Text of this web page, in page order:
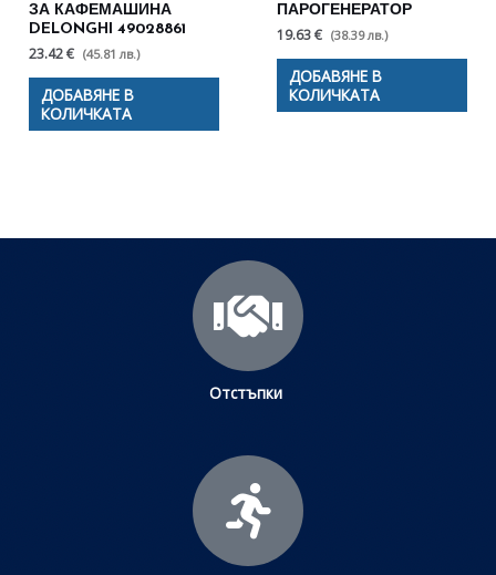
ЗА КАФЕМАШИНА
DELONGHI 49028861
23.42 € (45.81 лв.)
ДОБАВЯНЕ В
КОЛИЧКАТА
ПАРОГЕНЕРАТОР
19.63 € (38.39 лв.)
ДОБАВЯНЕ В
КОЛИЧКАТА
Отстъпки